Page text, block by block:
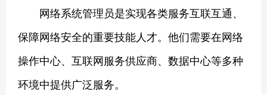
网络系统管理员是实现各类服务互联互通、
保障网络安全的重要技能人才。他们需要在网络
操作中心、互联网服务供应商、数据中心等多种
环境中提供广泛服务。